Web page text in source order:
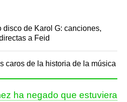
disco de Karol G: canciones,
a Feid
caros de la historia de la música
ha negado que estuviera